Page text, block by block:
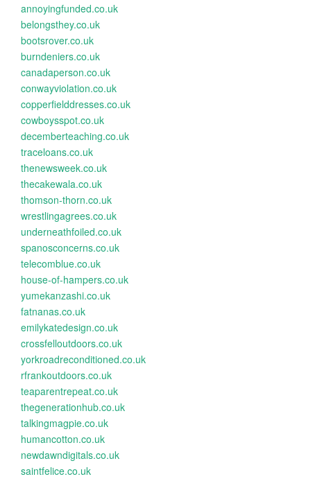
annoyingfunded.co.uk
belongsthey.co.uk
bootsrover.co.uk
burndeniers.co.uk
canadaperson.co.uk
conwayviolation.co.uk
copperfielddresses.co.uk
cowboysspot.co.uk
decemberteaching.co.uk
traceloans.co.uk
thenewsweek.co.uk
thecakewala.co.uk
thomson-thorn.co.uk
wrestlingagrees.co.uk
underneathfoiled.co.uk
spanosconcerns.co.uk
telecomblue.co.uk
house-of-hampers.co.uk
yumekanzashi.co.uk
fatnanas.co.uk
emilykatedesign.co.uk
crossfelloutdoors.co.uk
yorkroadreconditioned.co.uk
rfrankoutdoors.co.uk
teaparentrepeat.co.uk
thegenerationhub.co.uk
talkingmagpie.co.uk
humancotton.co.uk
newdawndigitals.co.uk
saintfelice.co.uk